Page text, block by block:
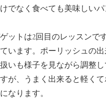
でなく食べても美味しい
ットは2回目のレッスンです
います。ポーリッシュの
いも様子を見ながら調整し
が、うまく出来ると軽くて
なります。